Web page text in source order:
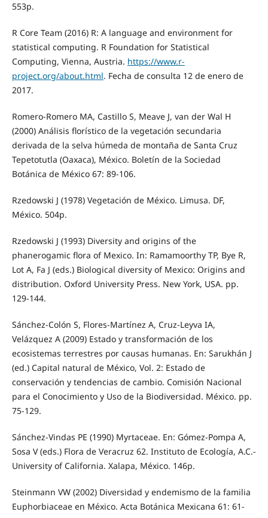
553p.
R Core Team (2016) R: A language and environment for
statistical computing. R Foundation for Statistical
Computing, Vienna, Austria. https://www.r-
project.org/about.html. Fecha de consulta 12 de enero de
2017.
Romero-Romero MA, Castillo S, Meave J, van der Wal H
(2000) Análisis florístico de la vegetación secundaria
derivada de la selva húmeda de montaña de Santa Cruz
Tepetotutla (Oaxaca), México. Boletín de la Sociedad
Botánica de México 67: 89-106.
Rzedowski J (1978) Vegetación de México. Limusa. DF,
México. 504p.
Rzedowski J (1993) Diversity and origins of the
phanerogamic flora of Mexico. In: Ramamoorthy TP, Bye R,
Lot A, Fa J (eds.) Biological diversity of Mexico: Origins and
distribution. Oxford University Press. New York, USA. pp.
129-144.
Sánchez-Colón S, Flores-Martínez A, Cruz-Leyva IA,
Velázquez A (2009) Estado y transformación de los
ecosistemas terrestres por causas humanas. En: Sarukhán J
(ed.) Capital natural de México, Vol. 2: Estado de
conservación y tendencias de cambio. Comisión Nacional
para el Conocimiento y Uso de la Biodiversidad. México. pp.
75-129.
Sánchez-Vindas PE (1990) Myrtaceae. En: Gómez-Pompa A,
Sosa V (eds.) Flora de Veracruz 62. Instituto de Ecología, A.C.-
University of California. Xalapa, México. 146p.
Steinmann VW (2002) Diversidad y endemismo de la familia
Euphorbiaceae en México. Acta Botánica Mexicana 61: 61-